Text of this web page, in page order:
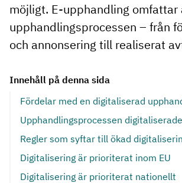
möjligt. E-upphandling omfattar
upphandlingsprocessen – från
och annonsering till realiserat
Innehåll på denna sida
Fördelar med en digitaliserad
Upphandlingsprocessen
Regler som syftar till ökad
Digitalisering är prioriterat inom EU
Digitalisering är prioriterat nationellt